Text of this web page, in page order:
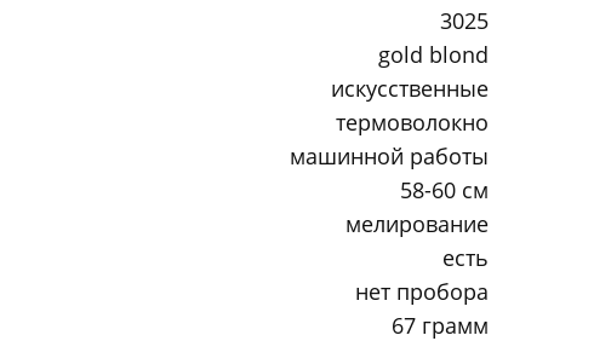
3025
gold blond
искусственные
термоволокно
машинной работы
58-60 см
мелирование
есть
нет пробора
67 грамм